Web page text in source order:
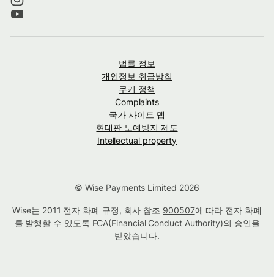
법률 정보
개인정보 취급방침
쿠키 정책
Complaints
국가 사이트 맵
현대판 노예방지 제도
Intellectual property
© Wise Payments Limited 2026
Wise는 2011 전자 화폐 규정, 회사 참조 900507에 따라 전자 화폐
를 발행할 수 있도록 FCA(Financial Conduct Authority)의 승인을
받았습니다.